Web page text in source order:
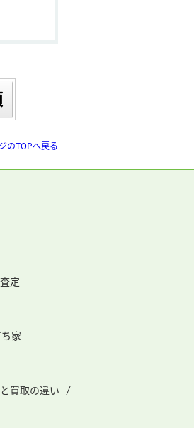
のTOPへ戻る
定
家
買取の違い